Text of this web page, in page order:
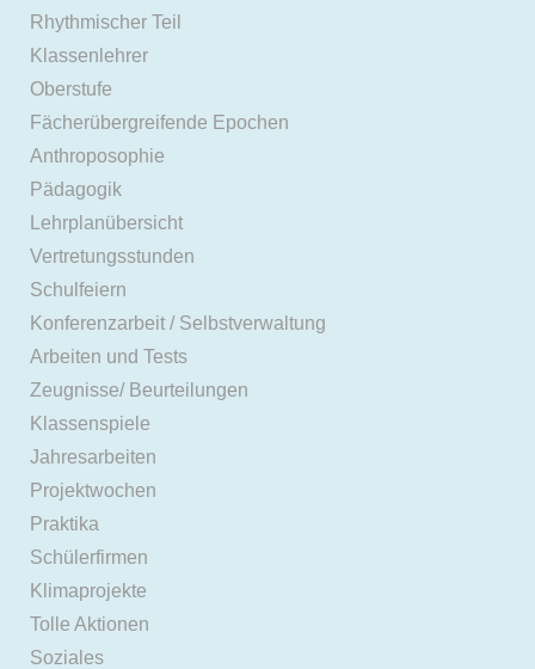
Rhythmischer Teil
Klassenlehrer
Oberstufe
Fächerübergreifende Epochen
Anthroposophie
Pädagogik
Lehrplanübersicht
Vertretungsstunden
Schulfeiern
Konferenzarbeit / Selbstverwaltung
Arbeiten und Tests
Zeugnisse/ Beurteilungen
Klassenspiele
Jahresarbeiten
Projektwochen
Praktika
Schülerfirmen
Klimaprojekte
Tolle Aktionen
Soziales